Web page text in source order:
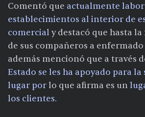
Comentó que actualmente
establecimientos al interior de
comercial y destacó que hasta
de sus compañeros a enfermado
además mencionó que a través
Estado se les ha apoyado para
lugar porlo que afirma es un
los clientes.